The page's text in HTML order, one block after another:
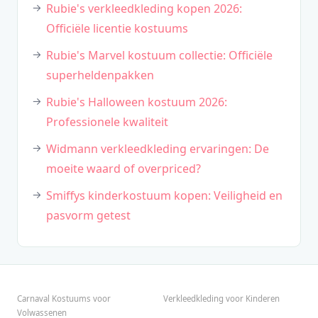
Rubie's verkleedkleding kopen 2026:
Officiële licentie kostuums
Rubie's Marvel kostuum collectie: Officiële
superheldenpakken
Rubie's Halloween kostuum 2026:
Professionele kwaliteit
Widmann verkleedkleding ervaringen: De
moeite waard of overpriced?
Smiffys kinderkostuum kopen: Veiligheid en
pasvorm getest
Carnaval Kostuums voor
Volwassenen
Verkleedkleding voor Kinderen